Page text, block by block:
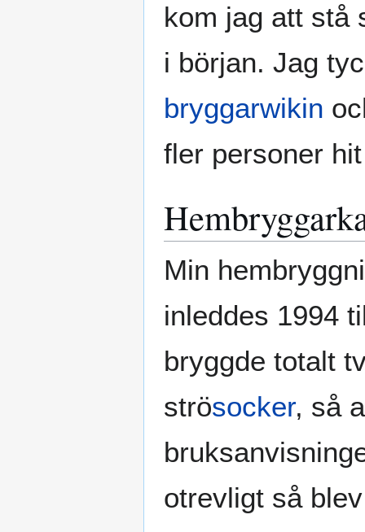
kom jag att stå
i början. Jag
bryggarwikin
fler personer
Min
inleddes 1994
bryggde totalt
strösocker, så
otrevligt så